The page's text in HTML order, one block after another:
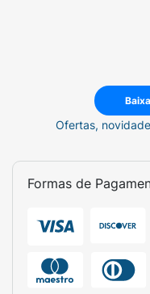
Ofertas,
Formas de